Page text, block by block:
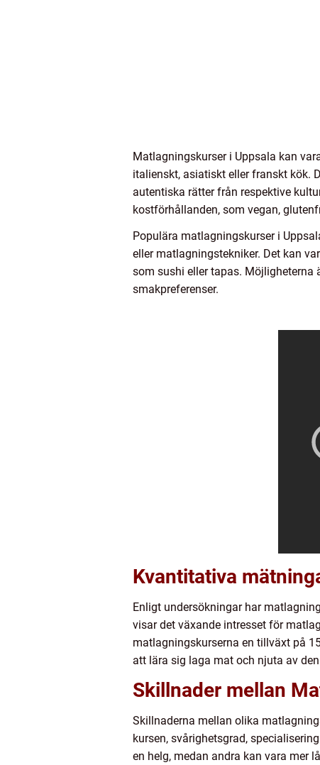
Matlagningskurser i Uppsala kan
italienskt, asiatiskt eller franskt kök.
autentiska rätter från respektive
kostförhållanden, som vegan,
Populära matlagningskurser i
eller matlagningstekniker. Det kan
som sushi eller tapas. Möjligheterna
smakpreferenser.
Kvantitativa
Enligt undersökningar har
visar det växande intresset för
matlagningskurserna en tillväxt på
att lära sig laga mat och njuta av
Skillnader mellan
Skillnaderna mellan olika
kursen, svårighetsgrad,
en helg, medan andra kan vara mer